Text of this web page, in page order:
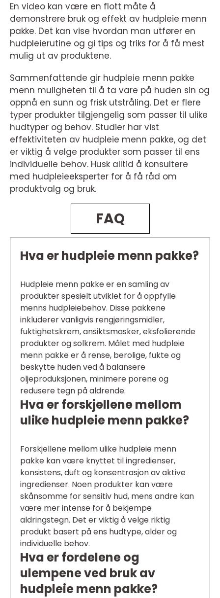
En video kan være en flott måte å
demonstrere bruk og effekt av hudpleie menn
pakke. Det kan vise hvordan man utfører en
hudpleierutine og gi tips og triks for å få mest
mulig ut av produktene.
Sammenfattende gir hudpleie menn pakke
menn muligheten til å ta vare på huden sin og
oppnå en sunn og frisk utstråling. Det er flere
typer produkter tilgjengelig som passer til ulike
hudtyper og behov. Studier har vist
effektiviteten av hudpleie menn pakke, og det
er viktig å velge produkter som passer til ens
individuelle behov. Husk alltid å konsultere
med hudpleieeksperter for å få råd om
produktvalg og bruk.
FAQ
Hva er hudpleie menn pakke?
Hudpleie menn pakke er en samling av
produkter spesielt utviklet for å oppfylle
menns hudpleiebehov. Disse pakkene
inkluderer vanligvis rengjøringsmidler,
fuktighetskrem, ansiktsmasker, eksfolierende
produkter og solkrem. Målet med hudpleie
menn pakke er å rense, berolige, fukte og
beskytte huden ved å balansere
oljeproduksjonen, minimere porene og
redusere tegn på aldrende.
Hva er forskjellene mellom
ulike hudpleie menn pakke?
Forskjellene mellom ulike hudpleie menn
pakke kan være knyttet til ingredienser,
konsistens, duft og konsentrasjon av aktive
ingredienser. Noen produkter kan være
skånsomme for sensitiv hud, mens andre kan
være mer intense for å bekjempe
aldringstegn. Det er viktig å velge riktig
produkt basert på ens hudtype, alder og
individuelle behov.
Hva er fordelene og
ulempene ved bruk av
hudpleie menn pakke?